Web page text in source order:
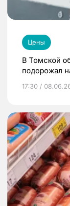
Цены
В Томской
подорожал
17:30 /